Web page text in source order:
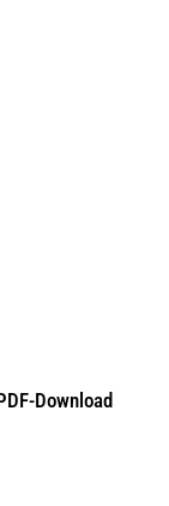
Download